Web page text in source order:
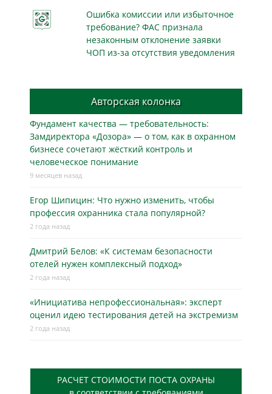
Ошибка комиссии или избыточное
требование? ФАС признала
незаконным отклонение заявки
ЧОП из-за отсутствия уведомления
Авторская колонка
Фундамент качества — требовательность:
Замдиректора «Дозора» — о том, как в охранном
бизнесe сочетают жёсткий контроль и
человеческое понимание
9 месяцев назад
Егор Шипицин: Что нужно изменить, чтобы
профессия охранника стала популярной?
2 года назад
Дмитрий Белов: «К системам безопасности
отелей нужен комплексный подход»
2 года назад
«Инициатива непрофессиональная»: эксперт
оценил идею тестирования детей на экстремизм
2 года назад
РАСЧЕТ СТОИМОСТИ ПОСТА ОХРАНЫ